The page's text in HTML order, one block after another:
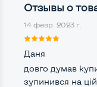
Мощность:
ПроцессорIntel
Количество
Частота
Отзывы о
14 февр. 2023 г.
Даня
довго думав
зупинився на